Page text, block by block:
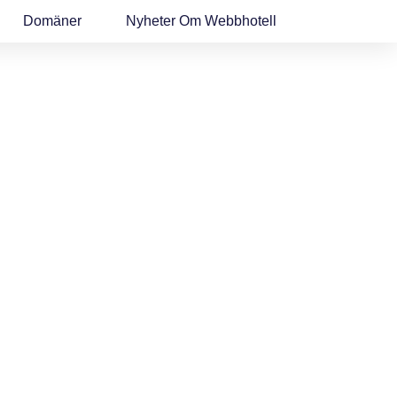
Domäner Nyheter Om Webbhotell